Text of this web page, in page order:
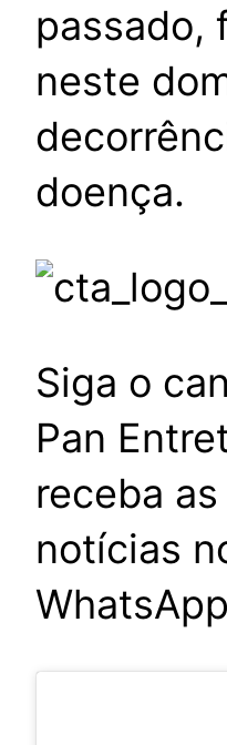
passado,
neste
doença.
Siga o
Pan
receba
notícias